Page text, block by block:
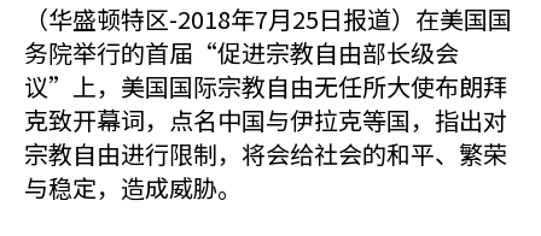
（华盛顿特区-2018年7月25日报道）在美国国
务院举行的首届“促进宗教自由部长级会
议”上，美国国际宗教自由无任所大使布朗拜
克致开幕词，点名中国与伊拉克等国，指出对
宗教自由进行限制，将会给社会的和平、繁荣
与稳定，造成威胁。